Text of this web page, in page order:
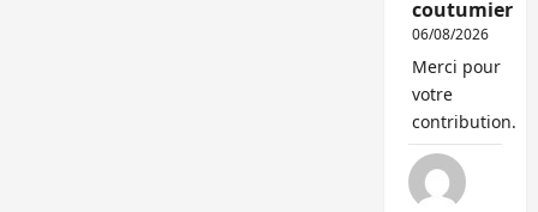
coutumier
06/08/2026
Merci pour
votre
contribution.